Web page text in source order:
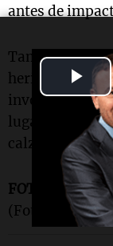
antes de
Tampoco se
heridas ni
involucrados.
lugar,
calzada en
FOTO:
Así
(Foto: